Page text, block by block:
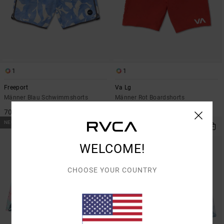
1
Freeport
Männer Blau Schwimmshorts
70,00 €
1
Va Lg
Männer Rot Boardshorts
NEUHEITEN NEUHEITEN
WELCOME!
CHOOSE YOUR COUNTRY